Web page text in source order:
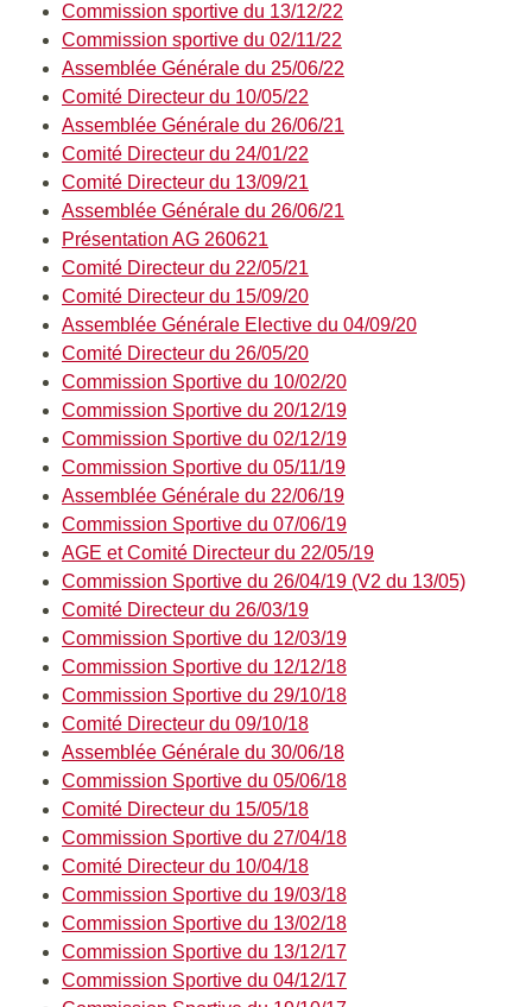
Commission sportive du 13/12/22
Commission sportive du 02/11/22
Assemblée Générale du 25/06/22
Comité Directeur du 10/05/22
Assemblée Générale du 26/06/21
Comité Directeur du 24/01/22
Comité Directeur du 13/09/21
Assemblée Générale du 26/06/21
Présentation AG 260621
Comité Directeur du 22/05/21
Comité Directeur du 15/09/20
Assemblée Générale Elective du 04/09/20
Comité Directeur du 26/05/20
Commission Sportive du 10/02/20
Commission Sportive du 20/12/19
Commission Sportive du 02/12/19
Commission Sportive du 05/11/19
Assemblée Générale du 22/06/19
Commission Sportive du 07/06/19
AGE et Comité Directeur du 22/05/19
Commission Sportive du 26/04/19 (V2 du 13/05)
Comité Directeur du 26/03/19
Commission Sportive du 12/03/19
Commission Sportive du 12/12/18
Commission Sportive du 29/10/18
Comité Directeur du 09/10/18
Assemblée Générale du 30/06/18
Commission Sportive du 05/06/18
Comité Directeur du 15/05/18
Commission Sportive du 27/04/18
Comité Directeur du 10/04/18
Commission Sportive du 19/03/18
Commission Sportive du 13/02/18
Commission Sportive du 13/12/17
Commission Sportive du 04/12/17